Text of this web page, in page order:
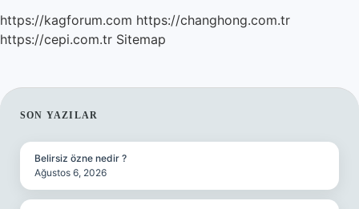
https://kagforum.com https://changhong.com.tr
https://cepi.com.tr Sitemap
SIDEBAR
SON YAZILAR
Belirsiz özne nedir ?
Ağustos 6, 2026